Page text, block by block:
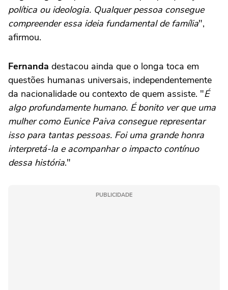
política ou ideologia. Qualquer pessoa consegue
compreender essa ideia fundamental de família",
afirmou.
Fernanda destacou ainda que o longa toca em
questões humanas universais, independentemente
da nacionalidade ou contexto de quem assiste. "É
algo profundamente humano. É bonito ver que uma
mulher como Eunice Paiva consegue representar
isso para tantas pessoas. Foi uma grande honra
interpretá-la e acompanhar o impacto contínuo
dessa história."
PUBLICIDADE